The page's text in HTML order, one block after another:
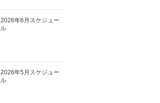
2026年6月スケジュー
ル
2026年5月スケジュー
ル